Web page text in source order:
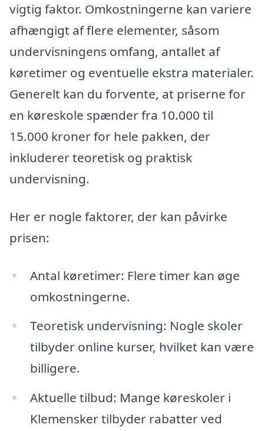
vigtig faktor. Omkostningerne kan variere
afhængigt af flere elementer, såsom
undervisningens omfang, antallet af
køretimer og eventuelle ekstra materialer.
Generelt kan du forvente, at priserne for
en køreskole spænder fra 10.000 til
15.000 kroner for hele pakken, der
inkluderer teoretisk og praktisk
undervisning.
Her er nogle faktorer, der kan påvirke
prisen:
Antal køretimer: Flere timer kan øge
omkostningerne.
Teoretisk undervisning: Nogle skoler
tilbyder online kurser, hvilket kan være
billigere.
Aktuelle tilbud: Mange køreskoler i
Klemensker tilbyder rabatter ved